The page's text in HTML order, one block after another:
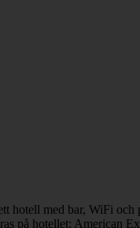
hotell med bar, WiFi
på hotellet: American